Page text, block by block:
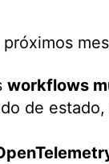
workflows
de